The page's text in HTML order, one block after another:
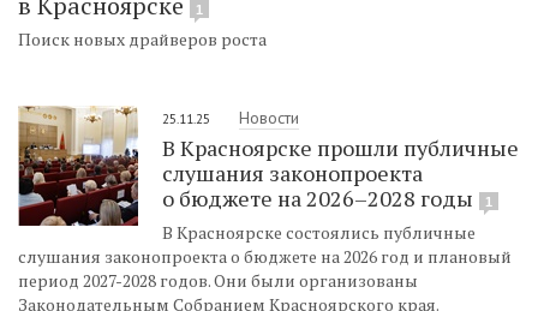
1
Поиск новых драйверов роста
25.11.25 Новости
В Красноярске прошли публичные
слушания законопроекта
о бюджете на 2026–2028 годы
1
В Красноярске состоялись публичные
слушания законопроекта о бюджете на 2026 год и плановый
период 2027-2028 годов. Они были организованы
Законодательным Собранием Красноярского края.